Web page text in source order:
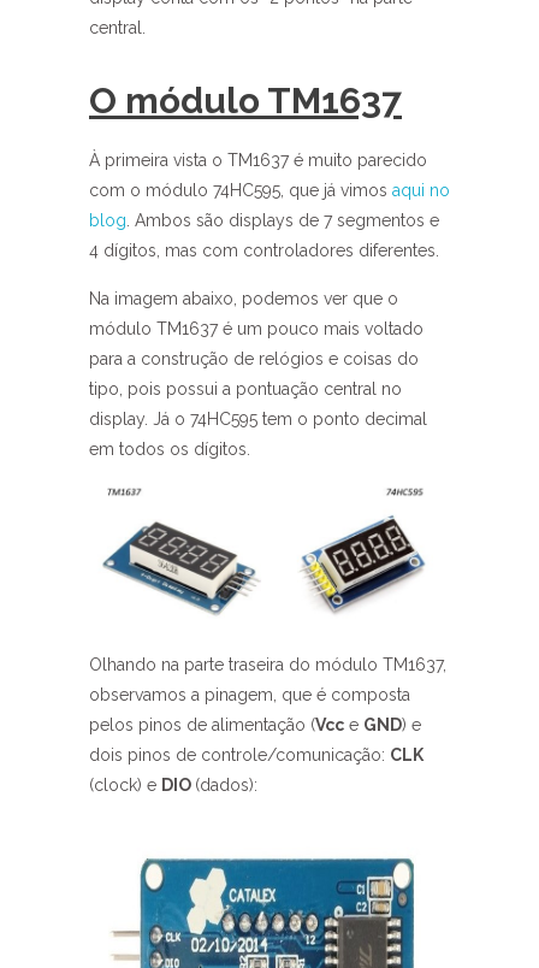
central.
O módulo TM1637
À primeira vista o TM1637 é muito parecido
com o módulo 74HC595, que já vimos aqui no
blog . Ambos são displays de 7 segmentos e
4 dígitos, mas com controladores diferentes.
Na imagem abaixo, podemos ver que o
módulo TM1637 é um pouco mais voltado
para a construção de relógios e coisas do
tipo, pois possui a pontuação central no
display. Já o 74HC595 tem o ponto decimal
em todos os dígitos.
Olhando na parte traseira do módulo TM1637,
observamos a pinagem, que é composta
pelos pinos de alimentação (Vcc e GND) e
dois pinos de controle/comunicação: CLK
(clock) e DIO (dados):